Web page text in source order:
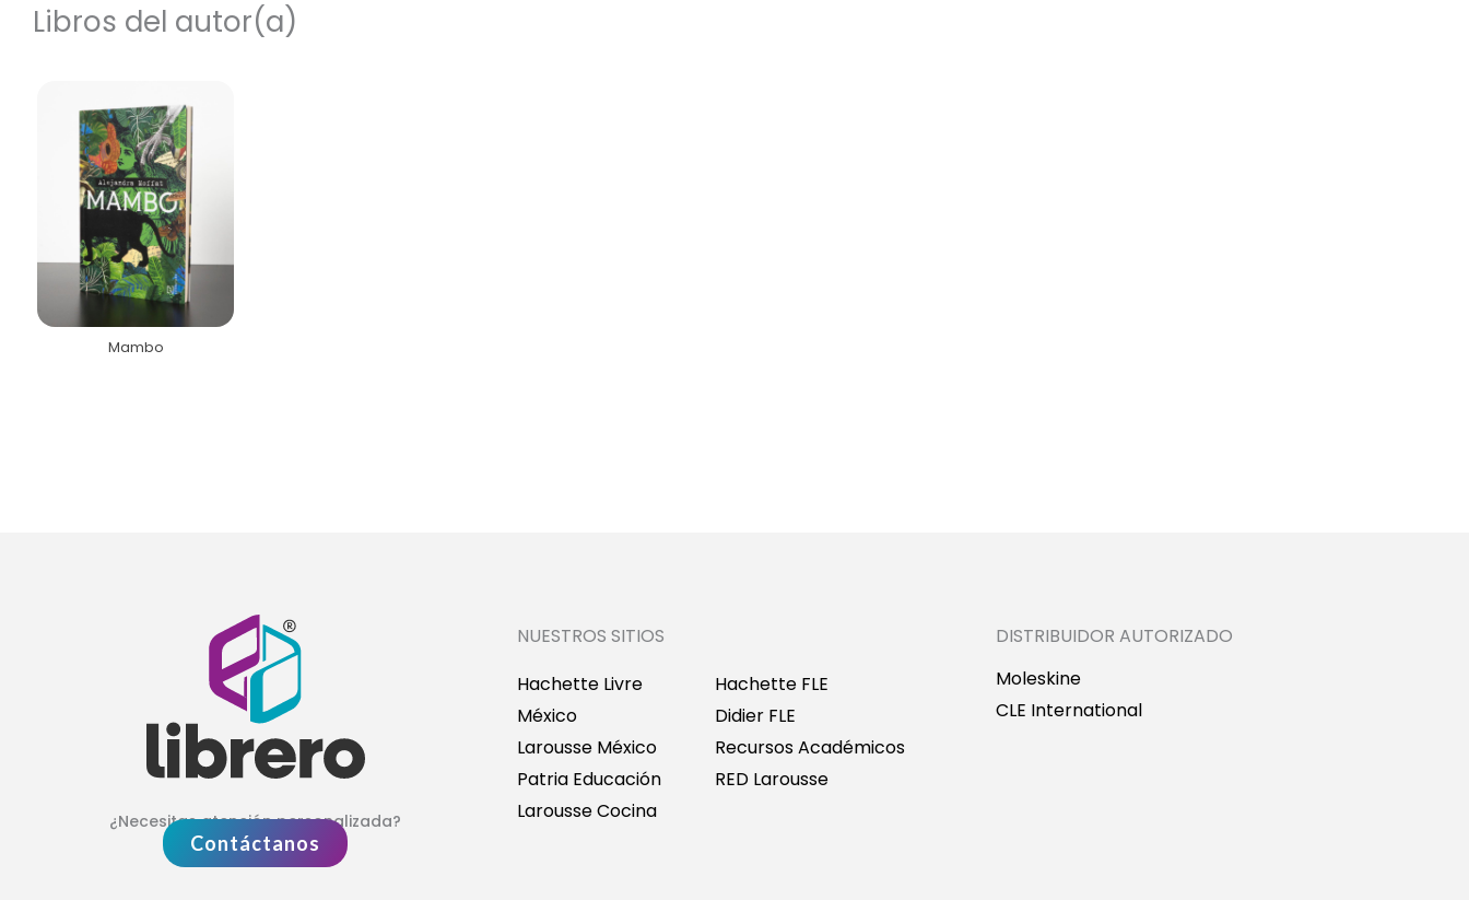
Libros del autor(a)
Mambo
¿Necesitas atención personalizada?
Contáctanos
NUESTROS SITIOS
Hachette Livre
México
Larousse México
Patria Educación
Larousse Cocina
Hachette FLE
Didier FLE
Recursos Académicos
RED Larousse
DISTRIBUIDOR AUTORIZADO
Moleskine
CLE International